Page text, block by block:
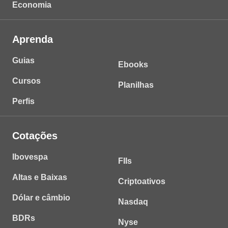
Economia
Aprenda
Guias
Cursos
Perfis
Ebooks
Planilhas
Cotações
Ibovespa
Altas e Baixas
Dólar e câmbio
BDRs
FIIs
Criptoativos
Nasdaq
Nyse